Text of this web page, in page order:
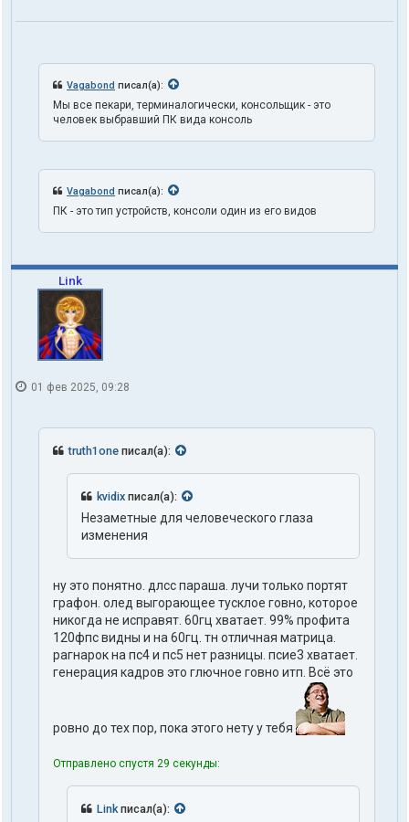
Vagabond писал(а):
Мы все пекари, терминалогически, консольщик - это
человек выбравший ПК вида консоль
Vagabond писал(а):
ПК - это тип устройств, консоли один из его видов
Link
01 фев 2025, 09:28
truth1one писал(а):
kvidix писал(а):
Незаметные для человеческого глаза
изменения
ну это понятно. длсс параша. лучи только портят
графон. олед выгорающее тусклое говно, которое
никогда не исправят. 60гц хватает. 99% профита
120фпс видны и на 60гц. тн отличная матрица.
рагнарок на пс4 и пс5 нет разницы. псие3 хватает.
генерация кадров это глючное говно итп. Всё это
ровно до тех пор, пока этого нету у тебя
Отправлено спустя 29 секунды:
Linkписал(а):